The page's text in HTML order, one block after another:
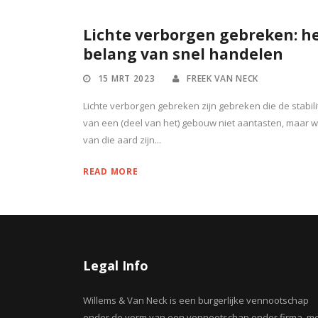
Lichte verborgen gebreken:
belang van snel handelen
15 MRT 2023 FREEK VAN NECK
Lichte verborgen gebreken zijn gebreken die de
van een (deel van het) gebouw niet aantasten, maar
van die aard zijn...
READ MORE
Legal Info
Willems & Van Neck is een burgerlijke vennootschap